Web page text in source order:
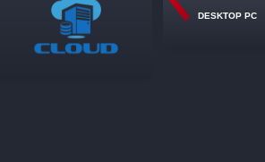
DESKTOP PC